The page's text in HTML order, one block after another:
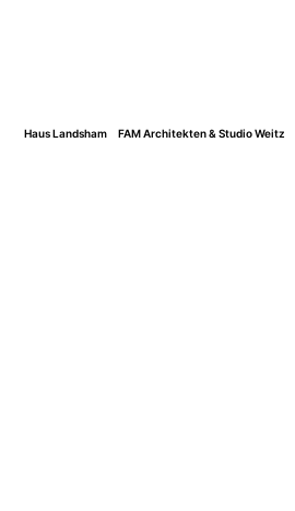
Haus Landsham FAM Architekten & Studio Weitz